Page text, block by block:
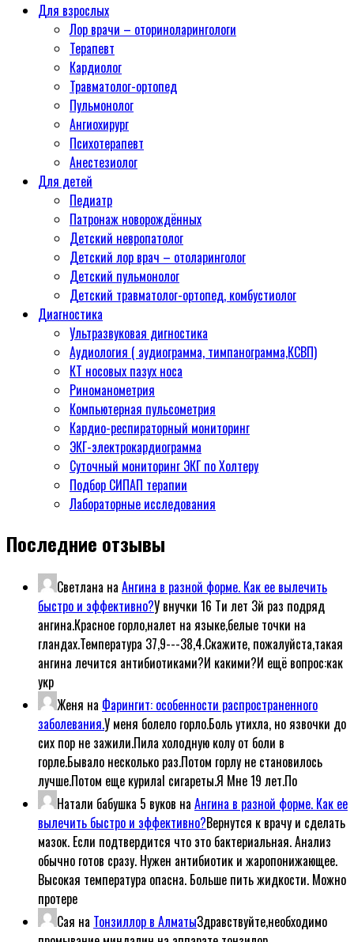
Для взрослых
Лор врачи – оториноларингологи
Терапевт
Кардиолог
Травматолог-ортопед
Пульмонолог
Ангиохирург
Психотерапевт
Aнестезиолог
Для детей
Педиатр
Патронаж новорождённых
Детский невропатолог
Детский лор врач – отоларинголог
Детский пульмонолог
Детский травматолог-ортопед, комбустиолог
Диагностика
Ультразвуковая дигностика
Аудиология ( аудиограмма, тимпанограмма,КСВП)
КТ носовых пазух носа
Риноманометрия
Компьютерная пульсометрия
Кардио-респираторный мониторинг
ЭКГ-электрокардиограмма
Суточный мониторинг ЭКГ по Холтеру
Подбор СИПАП терапии
Лабораторные исследования
Последние отзывы
Светлана на Ангина в разной форме. Как ее вылечить
быстро и эффективно?У внучки 16 Ти лет 3й раз подряд
ангина.Красное горло,налет на языке,белые точки на
гландах.Температура 37,9---38,4.Скажите, пожалуйста,такая
ангина лечится антибиотиками?И какими?И ещё вопрос:как
укр
Женя на Фарингит: особенности распространенного
заболевания.У меня болело горло.Боль утихла, но язвочки до
сих пор не зажили.Пила холодную колу от боли в
горле.Бывало несколько раз.Потом горлу не становилось
лучше.Потом еще курилаl сигареты.Я Мне 19 лет.По
Натали бабушка 5 вуков на Ангина в разной форме. Как ее
вылечить быстро и эффективно?Вернутся к врачу и сделать
мазок. Если подтвердится что это бактериальная. Анализ
обычно готов сразу. Нужен антибиотик и жаропонижающее.
Высокая температура опасна. Больше пить жидкости. Можно
протере
Сая на Тонзиллор в АлматыЗдравствуйте,необходимо